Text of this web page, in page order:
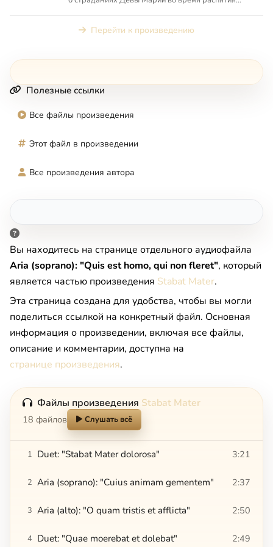
Перейти к произведению
Полезные ссылки
Все файлы произведения
Этот файл в произведении
Все произведения автора
Вы находитесь на странице отдельного аудиофайла
Aria (soprano): "Quis est homo, qui non fleret", который
является частью произведения Stabat Mater.
Эта страница создана для удобства, чтобы вы могли
поделиться ссылкой на конкретный файл. Основная
информация о произведении, включая все файлы,
описание и комментарии, доступна на
странице произведения.
Файлы произведения Stabat Mater
18 файлов Слушать всё
1 Duet: "Stabat Mater dolorosa" 3:21
2 Aria (soprano): "Cuius animam gementem" 2:37
3 Aria (alto): "O quam tristis et afflicta" 2:50
4 Duet: "Quae moerebat et dolebat" 2:49